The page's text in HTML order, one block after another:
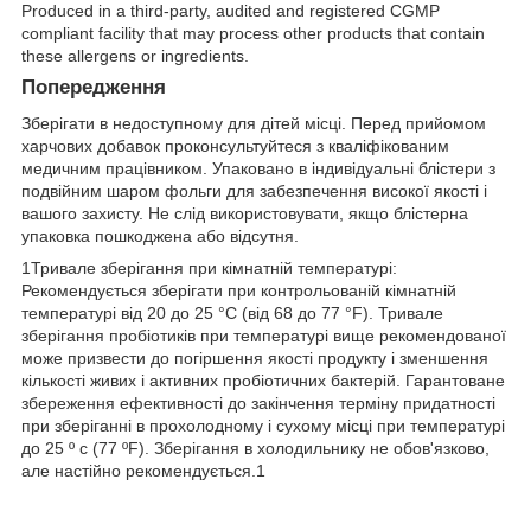
Produced in a third-party, audited and registered CGMP
compliant facility that may process other products that contain
these allergens or ingredients.
Попередження
Зберігати в недоступному для дітей місці. Перед прийомом
харчових добавок проконсультуйтеся з кваліфікованим
медичним працівником. Упаковано в індивідуальні блістери з
подвійним шаром фольги для забезпечення високої якості і
вашого захисту. Не слід використовувати, якщо блістерна
упаковка пошкоджена або відсутня.
1Тривале зберігання при кімнатній температурі:
Рекомендується зберігати при контрольованій кімнатній
температурі від 20 до 25 °C (від 68 до 77 °F). Тривале
зберігання пробіотиків при температурі вище рекомендованої
може призвести до погіршення якості продукту і зменшення
кількості живих і активних пробіотичних бактерій. Гарантоване
збереження ефективності до закінчення терміну придатності
при зберіганні в прохолодному і сухому місці при температурі
до 25 º c (77 ºF). Зберігання в холодильнику не обов'язково,
але настійно рекомендується. 1